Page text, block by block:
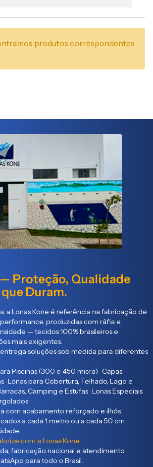
produtos correspondentes
Proteção, Qualidade
Duram.
a Lonas Kone é referência na fabricação de
produzidas com ráfia e
— tecidos 100% brasileiros e
mais exigentes.
soluções sob medida para diferentes
Piscinas (300 e 450 micra) Capas
Lonas para Cobertura, Telhado, Lago e
Camping e Estufas Lonas Especiais
com acabamento reforçado e ilhós
a cada 1 metro ou a cada 50 cm,
com a Lonas Kone.
fabricação nacional e atendimento
para todo o Brasil.